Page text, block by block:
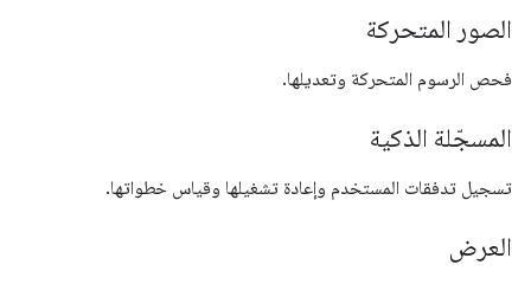
الصور المتحركة
فحص الرسوم المتحركة وتعديلها.
المسجّلة الذكية
تسجيل تدفقات المستخدم وإعادة تشغيلها وقياس خطواتها.
العرض